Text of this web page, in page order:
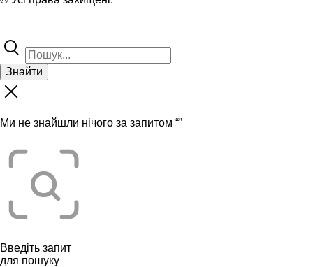
Знайти
Ми не знайшли нічого за запитом “”
Введіть запит
для пошуку